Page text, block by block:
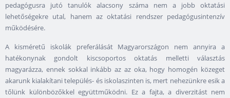
pedagógusra jutó tanulók alacsony száma nem a jobb oktatási
lehetőségekre utal, hanem az oktatási rendszer pedagógusintenzív
működésére.
A kisméretű iskolák preferálását Magyarországon nem annyira a
hatékonynak gondolt kiscsoportos oktatás melletti választás
magyarázza, ennek sokkal inkább az az oka, hogy homogén közeget
akarunk kialakítani település- és iskolaszinten is, mert nehezünkre esik a
tőlünk különbözőkkel együttműködni. Ez a fajta, a diverzitást nem